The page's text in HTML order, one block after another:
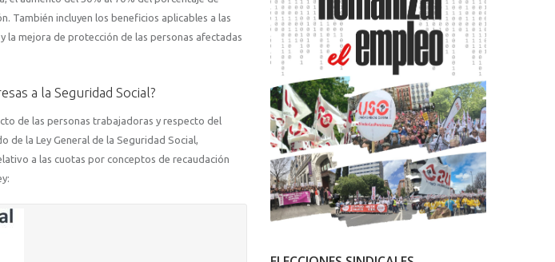
También incluyen los beneficios aplicables a las
mejora de protección de las personas afectadas
a la Seguridad Social?
de las personas trabajadoras y respecto del
la Ley General de la Seguridad Social,
a las cuotas por conceptos de recaudación